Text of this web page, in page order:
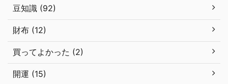
豆知識 (92)
財布 (12)
買ってよかった (2)
開運 (15)